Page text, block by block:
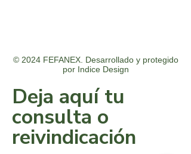
© 2024 FEFANEX. Desarrollado y protegido
por Indice Design
Deja aquí tu
consulta o
reivindicación